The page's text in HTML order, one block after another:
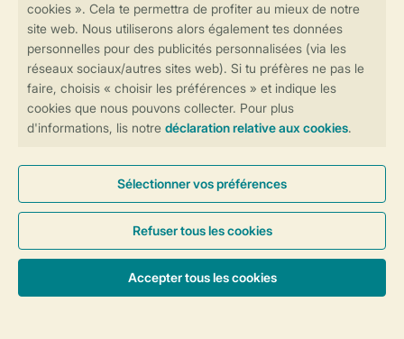
Besoin d’aide?
Consultez la foire aux questions
ou
contactez notreContact Center.
Service
Les options de paiement